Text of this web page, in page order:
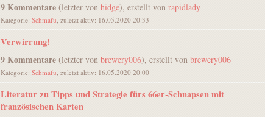
9 Kommentare(letzter von hidge), erstellt von rapidlady
Kategorie: Schmafu, zuletzt aktiv: 16.05.2020 20:33
Verwirrung!
9 Kommentare(letzter von brewery006), erstellt von brewery006
Kategorie: Schmafu, zuletzt aktiv: 16.05.2020 20:00
Literatur zu Tipps und Strategie fürs 66er-Schnapsen mit
französischen Karten